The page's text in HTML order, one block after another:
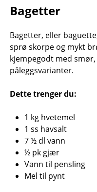
Bagetter
Bagetter, eller
sprø skorpe og mykt
kjempegodt med
påleggsvarianter.
Dette trenger du:
1 kg hvetemel
1 ss havsalt
7 ½ dl vann
½ pk gjær
Vann til pensling
Mel til pynt